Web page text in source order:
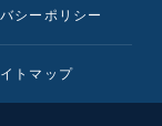
シーポリシー
トマップ